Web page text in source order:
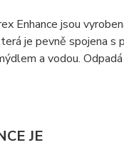
Enhance jsou
je pevně spojena
a vodou.
JE